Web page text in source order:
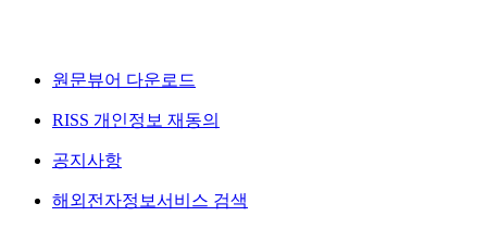
원문뷰어 다운로드
RISS 개인정보 재동의
공지사항
해외전자정보서비스 검색